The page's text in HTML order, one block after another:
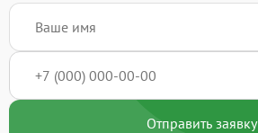
Отправить заявку